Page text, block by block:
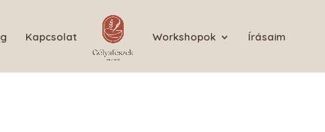
Kapcsolat Workshopok Írásaim